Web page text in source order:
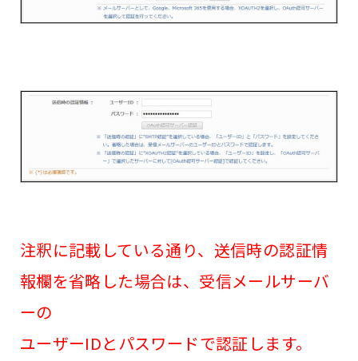
注釈に記載している通り、送信時の認証情
報欄を省略した場合は、受信メールサーバ
ーの
ユーザーIDとパスワードで認証します。